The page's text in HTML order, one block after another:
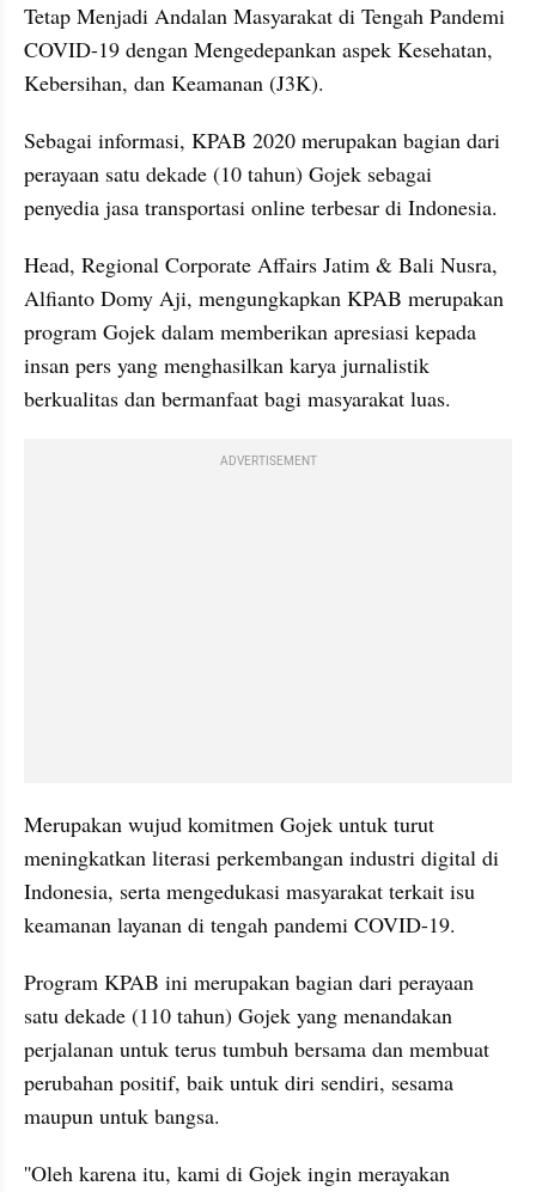
Tetap Menjadi Andalan Masyarakat di Tengah Pandemi
COVID-19 dengan Mengedepankan aspek Kesehatan,
Kebersihan, dan Keamanan (J3K).
Sebagai informasi, KPAB 2020 merupakan bagian dari
perayaan satu dekade (10 tahun) Gojek sebagai
penyedia jasa transportasi online terbesar di Indonesia.
Head, Regional Corporate Affairs Jatim & Bali Nusra,
Alfianto Domy Aji, mengungkapkan KPAB merupakan
program Gojek dalam memberikan apresiasi kepada
insan pers yang menghasilkan karya jurnalistik
berkualitas dan bermanfaat bagi masyarakat luas.
ADVERTISEMENT
Merupakan wujud komitmen Gojek untuk turut
meningkatkan literasi perkembangan industri digital di
Indonesia, serta mengedukasi masyarakat terkait isu
keamanan layanan di tengah pandemi COVID-19.
Program KPAB ini merupakan bagian dari perayaan
satu dekade (110 tahun) Gojek yang menandakan
perjalanan untuk terus tumbuh bersama dan membuat
perubahan positif, baik untuk diri sendiri, sesama
maupun untuk bangsa.
''Oleh karena itu, kami di Gojek ingin merayakan